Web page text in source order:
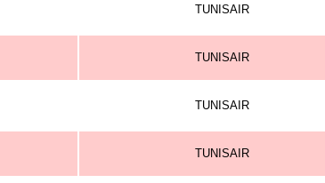
TUNISAIR
TUNISAIR
TUNISAIR
TUNISAIR